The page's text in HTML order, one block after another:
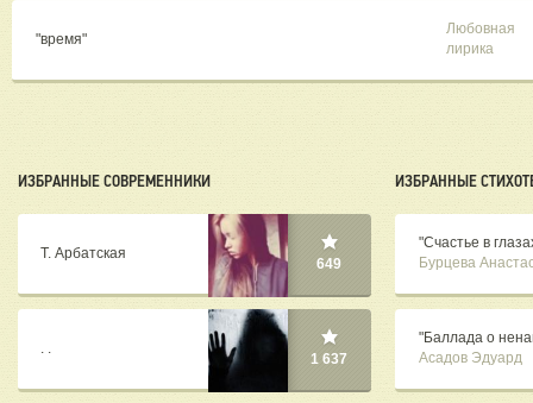
"время"
Любовная
лирика
ИЗБРАННЫЕ СОВРЕМЕННИКИ
Т. Арбатская
649
. .
1 637
ИЗБРАННЫЕ
"Счастье в
Бурцева
"Баллада о
Асадов Эдуард